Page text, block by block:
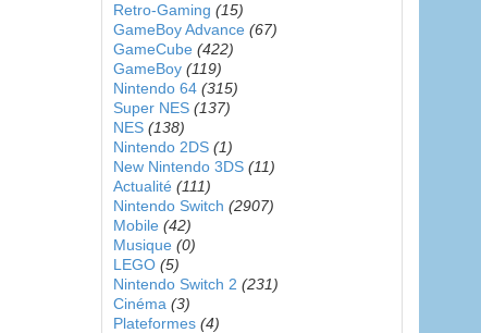
Retro-Gaming (15)
GameBoy Advance (67)
GameCube (422)
GameBoy (119)
Nintendo 64 (315)
Super NES (137)
NES (138)
Nintendo 2DS (1)
New Nintendo 3DS (11)
Actualité (111)
Nintendo Switch (2907)
Mobile (42)
Musique (0)
LEGO (5)
Nintendo Switch 2 (231)
Cinéma (3)
Plateformes (4)